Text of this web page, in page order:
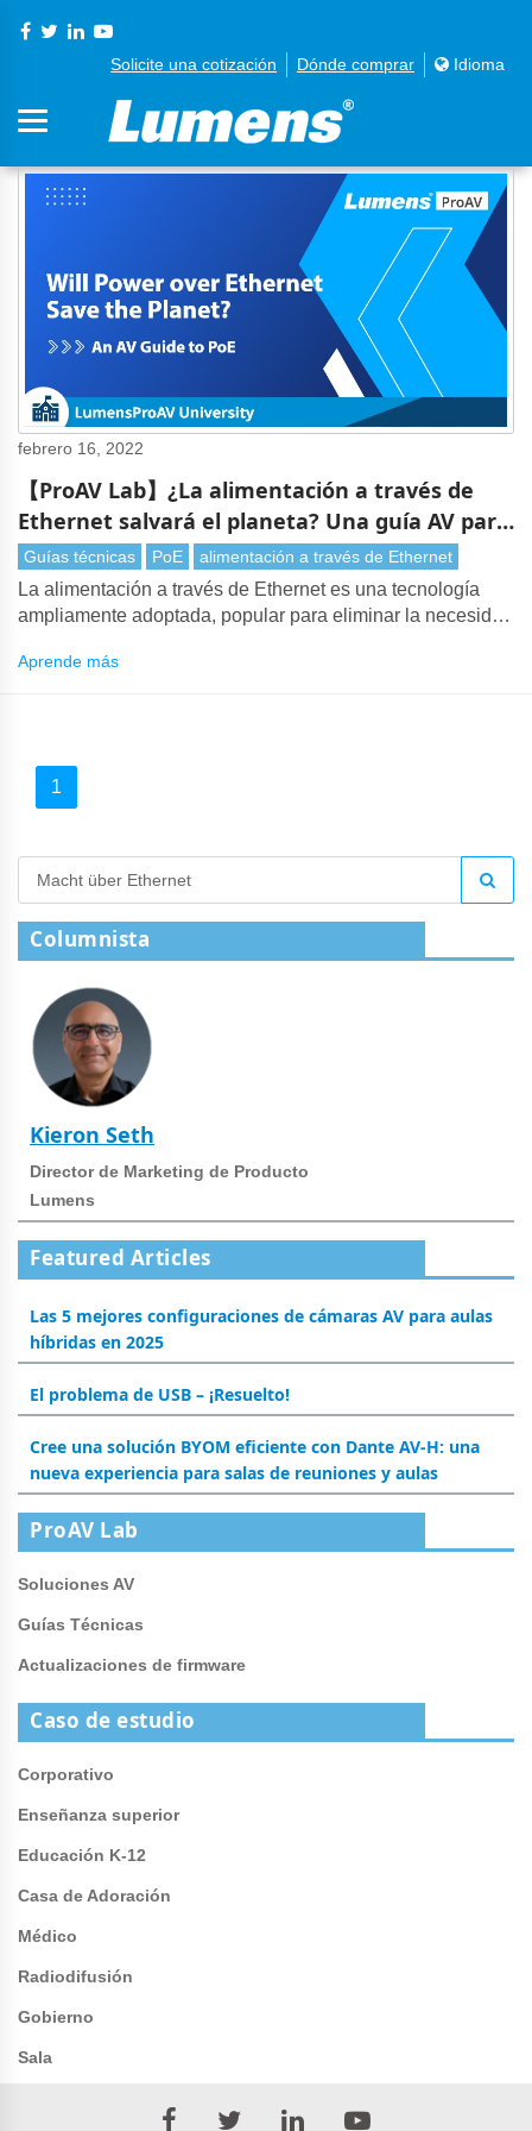
Solicite una cotización Dónde comprar Idioma
febrero 16, 2022
【ProAV Lab】¿La alimentación a través de
Ethernet salvará el planeta? Una guía AV para
PoE
Guías técnicas PoE alimentación a través de Ethernet
La alimentación a través de Ethernet es una tecnología
ampliamente adoptada, popular para eliminar la necesidad
simplemente transmite hasta 15.4W de alimentación de
Aprende más
1
Columnista
Kieron Seth
Director de Marketing de Producto
Lumens
Featured Articles
Las 5 mejores configuraciones de cámaras AV para aulas
híbridas en 2025
El problema de USB – ¡Resuelto!
Cree una solución BYOM eficiente con Dante AV-H: una
nueva experiencia para salas de reuniones y aulas
ProAV Lab
Soluciones AV
Guías Técnicas
Actualizaciones de firmware
Caso de estudio
Corporativo
Enseñanza superior
Educación K-12
Casa de Adoración
Médico
Radiodifusión
Gobierno
Sala